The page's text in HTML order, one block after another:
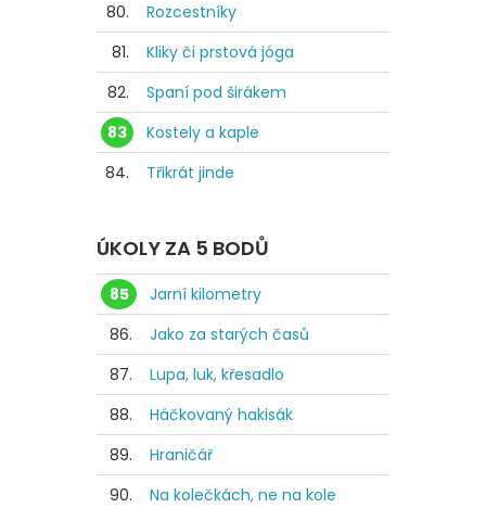
80.
Rozcestníky
81.
Kliky či prstová jóga
82.
Spaní pod širákem
83
Kostely a kaple
84.
Třikrát jinde
ÚKOLY ZA 5 BODŮ
85
Jarní kilometry
86.
Jako za starých časů
87.
Lupa, luk, křesadlo
88.
Háčkovaný hakisák
89.
Hraničář
90.
Na kolečkách, ne na kole